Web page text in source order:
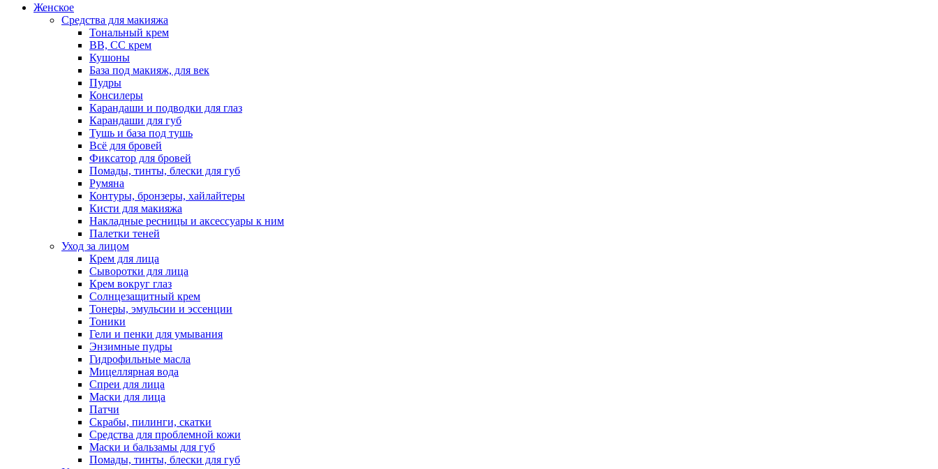
Женское
Средства для макияжа
Тональный крем
BB, CC крем
Кушоны
База под макияж, для век
Пудры
Консилеры
Карандаши и подводки для глаз
Карандаши для губ
Тушь и база под тушь
Всё для бровей
Фиксатор для бровей
Помады, тинты, блески для губ
Румяна
Контуры, бронзеры, хайлайтеры
Кисти для макияжа
Накладные ресницы и аксессуары к ним
Палетки теней
Уход за лицом
Крем для лица
Сыворотки для лица
Крем вокруг глаз
Солнцезащитный крем
Тонеры, эмульсии и эссенции
Тоники
Гели и пенки для умывания
Энзимные пудры
Гидрофильные масла
Мицеллярная вода
Спреи для лица
Маски для лица
Патчи
Скрабы, пилинги, скатки
Средства для проблемной кожи
Маски и бальзамы для губ
Помады, тинты, блески для губ